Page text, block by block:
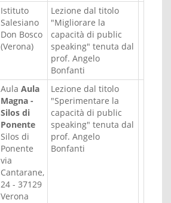
Istituto
Salesiano
Don Bosco
(Verona)
Lezione dal titolo
"Migliorare la
capacità di public
speaking" tenuta dal
prof. Angelo
Bonfanti
Aula Aula
Magna -
Silos di
Ponente
Silos di
Ponente
via
Cantarane,
24 - 37129
Verona
Lezione dal titolo
"Sperimentare la
capacità di public
speaking" tenuta dal
prof. Angelo
Bonfanti